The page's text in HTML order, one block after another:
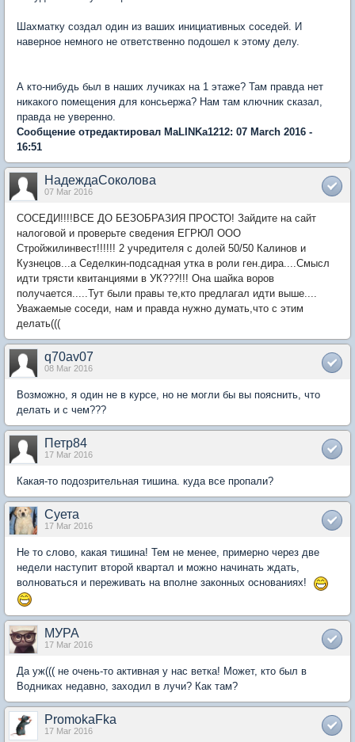
Шахматку создал один из ваших инициативных соседей. И
наверное немного не ответственно подошел к этому делу.
А кто-нибудь был в наших лучиках на 1 этаже? Там правда нет
никакого помещения для консьержа? Нам там ключник сказал,
правда не уверенно.
Сообщение отредактировал MaLINKa1212: 07 March 2016 -
16:51
НадеждаСоколова
07 Mar 2016
СОСЕДИ!!!!ВСЕ ДО БЕЗОБРАЗИЯ ПРОСТО! Зайдите на сайт
налоговой и проверьте сведения ЕГРЮЛ ООО
Стройжилинвест!!!!!! 2 учредителя с долей 50/50 Калинов и
Кузнецов...а Седелкин-подсадная утка в роли ген.дира....Смысл
идти трясти квитанциями в УК???!!! Она шайка воров
получается.....Тут были правы те,кто предлагал идти выше....
Уважаемые соседи, нам и правда нужно думать,что с этим
делать(((
q70av07
08 Mar 2016
Возможно, я один не в курсе, но не могли бы вы пояснить, что
делать и с чем???
Петр84
17 Mar 2016
Какая-то подозрительная тишина. куда все пропали?
Суета
17 Mar 2016
Не то слово, какая тишина! Тем не менее, примерно через две
недели наступит второй квартал и можно начинать ждать,
волноваться и переживать на вполне законных основаниях!
МУРА
17 Mar 2016
Да уж((( не очень-то активная у нас ветка! Может, кто был в
Водниках недавно, заходил в лучи? Как там?
PromokaFka
17 Mar 2016